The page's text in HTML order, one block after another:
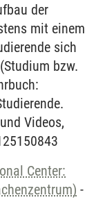
der
mit einem
sich
bzw.
Videos,
Center:
-